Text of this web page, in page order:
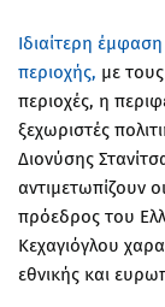
Ιδιαίτερη
περιοχής, με
περιοχές, η
ξεχωριστές
Διονύσης
αντιμετωπίζουν
πρόεδρος του
Κεχαγιόγλου
εθνικής και